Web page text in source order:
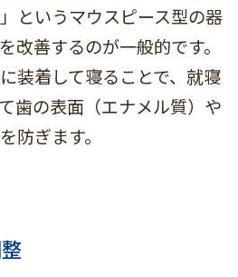
というマウスピース型の器
改善するのが一般的です。
装着して寝ることで、就寝
歯の表面（エナメル質）や
防ぎます。